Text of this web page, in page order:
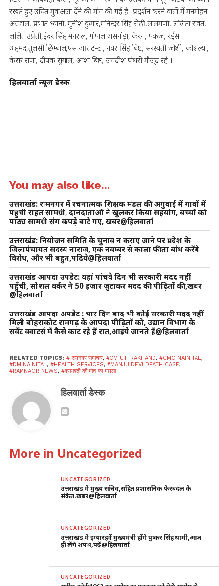
रखते हुए उचित मुवाअजा देंने की मांग की गई है। प्रदर्शन करने वालों में मनमोहन
अग्रवाल, प्रभात ध्यानी, मुनीश कुमार,मनिन्दर सिंह सेठी,लालमणी, ललिता रावत,
ललित उप्रेती,इंदर सिंह मनराल, गोपाल असनोड़ा,किरन, पंकज, रईस
अहमद,तुलसी छिम्बाल,एस आर टम्टा, गवर सिंह बिष्ट, सरस्वती जोशी, कौशल्या,
केसर राणा, दीपक सुयाल, आशा बिष्ट, जगदीश पांथरी मौजूद रहे ।
हिलवार्ता न्यूज डेस्क
You may also like...
उत्तराखंड: रामनगर में रचनात्मक शिक्षक मंडल की अगुवाई में गावों में
पहुची राहत सामग्री, दानदाताओं ने खुलकर किया सहयोग, बच्चों को
पाठ्य सामग्री संग कपड़े बाटे गए, खबर@हिलवार्ता
उत्तराखंड: नियोजन समिति के चुनाव न कराए जाने पर प्रदेश के
जिलापंचायत सदस्य नाराज, एक नवम्बर से काला फीता बांध करेंगे
विरोध, और भी बहुत,पढिये@हिलवार्ता
उत्तराखंड आपदा उपडेट: यहां पांचवे दिन भी सरकारी मदद नहीं
पहुँची, सोशल वर्कर ने 50 हजार जुटाकर मदद की पीढ़ितों की,खबर
@हिलवार्ता
उत्तराखंड आपदा अपडेट : चार दिन बाद भी कोई सरकारी मदद नहीं
मिली बोहराकोट रामगढ़ के आपदा पीढ़ितों को, उद्यान विभाग के
सर्वेंट क्वाटर्स में कैसे काट रहे हैं रात,आइये जानते हैं@हिलवार्ता
RELATED TOPICS: # रामनगर समाचार, #CM UTTRAKHAND, #CMO NAINITAL,
#DM NAINITAL, #HEALTH SERVICES, #MANJU DEVI DEATH CASE,
#RAMNAGR NEWS, #ग्राभवती की मौत का मामला
हिलवार्ता डेस्क
More in Uncategorized
UNCATEGORIZED
उत्तराखंड में मुख्य सचिव,सहित प्रशासनिक फेरबदल के
संकेत.खबर@हिलवार्ता
UNCATEGORIZED
उत्तराखंड में इग्यारहवें मुख्यमंत्री होंगे पुष्कर सिंह धामी,आज
ही लेंगे शपथ,पढ़ें@हिलवार्ता
UNCATEGORIZED